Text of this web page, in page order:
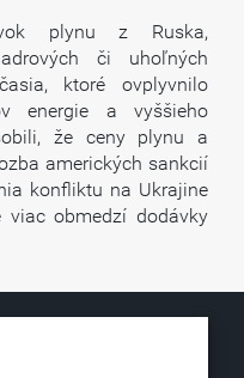
plynu z Ruska,
či uhoľných
ktoré ovplyvnilo
energie a vyššieho
že ceny plynu a
amerických sankcií
konfliktu na Ukrajine
viac obmedzí dodávky